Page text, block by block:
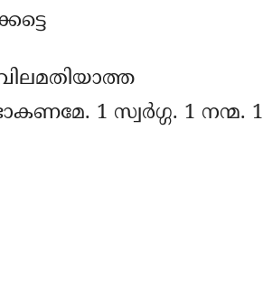
1 സ്വര്‍ഗ്ഗ. 1 നന്മ. 1